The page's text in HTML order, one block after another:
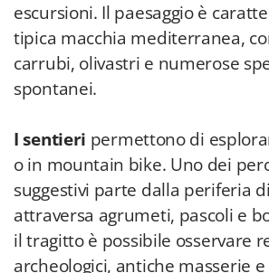
escursioni. Il paesaggio è
tipica macchia mediterranea,
carrubi, olivastri e numerose
spontanei.
I sentieri permettono di
o in mountain bike. Uno dei
suggestivi parte dalla periferia
attraversa agrumeti, pascoli e
il tragitto è possibile osservare
archeologici, antiche masserie